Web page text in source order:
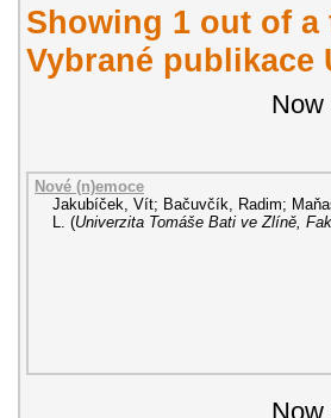
Showing 1 out of
Vybrané publikace
Now
Nové (n)emoce
Jakubíček, Vít; Bačuvčík, Radim;
(Univerzita Tomáše Bati ve Zlíně,
Now